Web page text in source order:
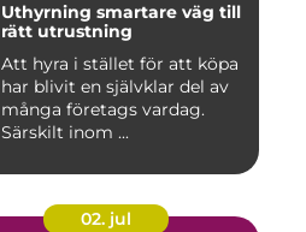
Uthyrning smartare väg till
rätt utrustning
Att hyra i stället för att köpa
har blivit en självklar del av
många företags vardag.
Särskilt inom ...
02. jul